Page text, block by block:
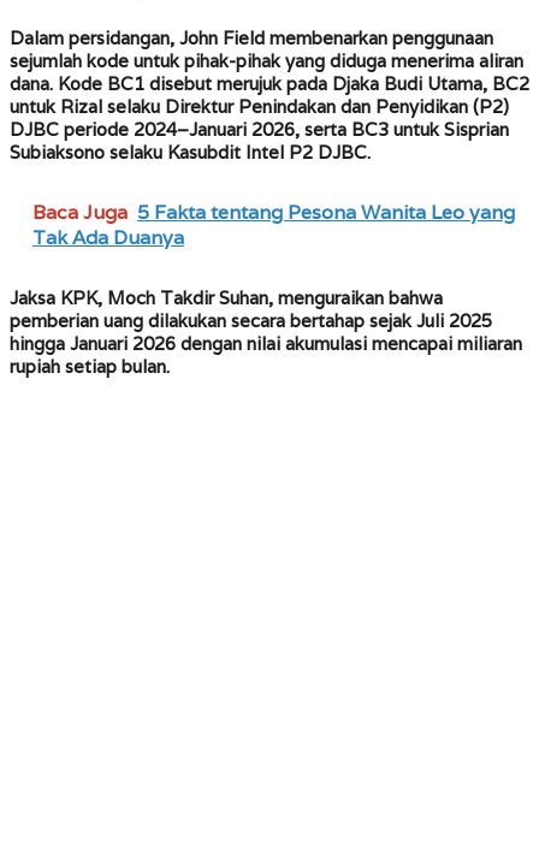
Dalam persidangan, John Field membenarkan penggunaan
sejumlah kode untuk pihak-pihak yang diduga menerima aliran
dana. Kode BC1 disebut merujuk pada Djaka Budi Utama, BC2
untuk Rizal selaku Direktur Penindakan dan Penyidikan (P2)
DJBC periode 2024–Januari 2026, serta BC3 untuk Sisprian
Subiaksono selaku Kasubdit Intel P2 DJBC.
Baca Juga 5 Fakta tentang Pesona Wanita Leo yang
Tak Ada Duanya
Jaksa KPK, Moch Takdir Suhan, menguraikan bahwa
pemberian uang dilakukan secara bertahap sejak Juli 2025
hingga Januari 2026 dengan nilai akumulasi mencapai miliaran
rupiah setiap bulan.